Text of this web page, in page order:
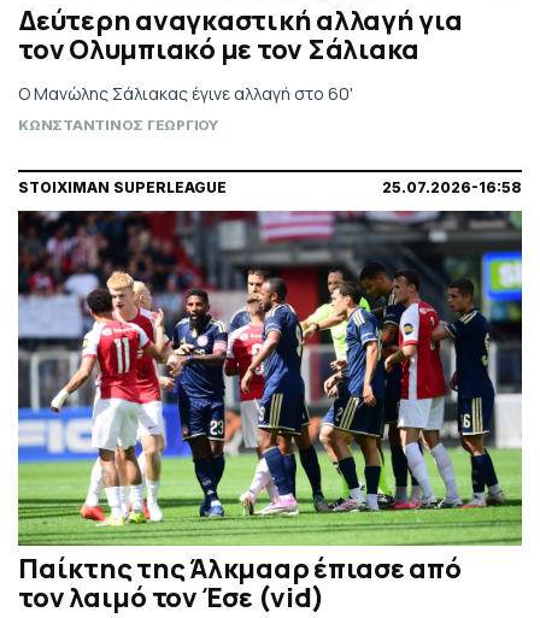
Δεύτερη αναγκαστική αλλαγή για
τον Ολυμπιακό με τον Σάλιακα
Ο Μανώλης Σάλιακας έγινε αλλαγή στο 60'
ΚΩΝΣΤΑΝΤΙΝΟΣ ΓΕΩΡΓΙΟΥ
STOIXIMAN SUPERLEAGUE 25.07.2026-16:58
Παίκτης της Άλκμααρ έπιασε από
τον λαιμό τον Έσε (vid)